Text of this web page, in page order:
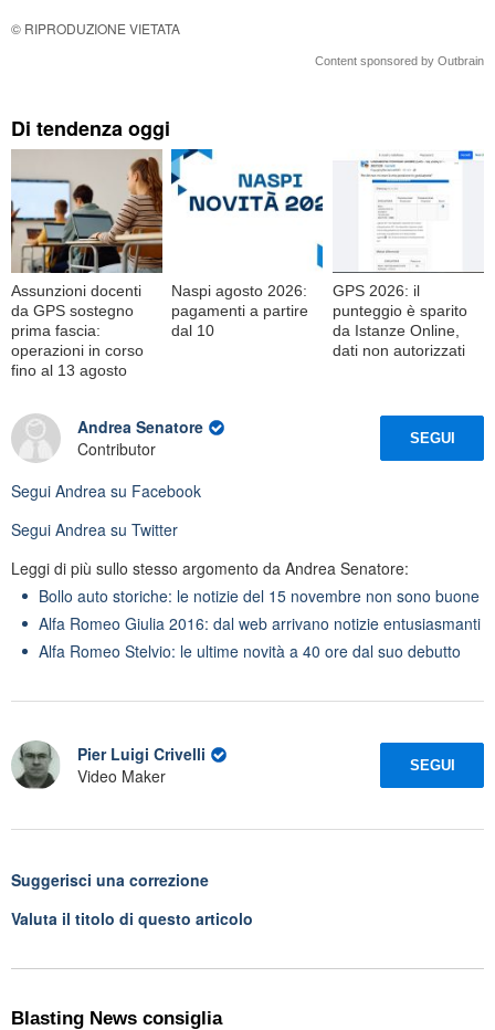
© RIPRODUZIONE VIETATA
Content sponsored by Outbrain
Di tendenza oggi
Assunzioni docenti
da GPS sostegno
prima fascia:
operazioni in corso
fino al 13 agosto
Naspi agosto 2026:
pagamenti a partire
dal 10
GPS 2026: il
punteggio è sparito
da Istanze Online,
dati non autorizzati
Andrea Senatore
Contributor
SEGUI
Segui Andrea su Facebook
Segui Andrea su Twitter
Leggi di più sullo stesso argomento da Andrea Senatore:
Bollo auto storiche: le notizie del 15 novembre non sono buone
Alfa Romeo Giulia 2016: dal web arrivano notizie entusiasmanti
Alfa Romeo Stelvio: le ultime novità a 40 ore dal suo debutto
Pier Luigi Crivelli
Video Maker
SEGUI
Suggerisci una correzione
Valuta il titolo di questo articolo
Blasting News consiglia